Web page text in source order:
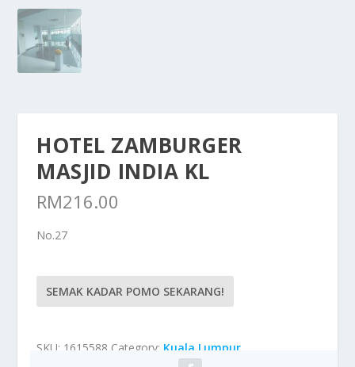
HOTEL ZAMBURGER
MASJID INDIA KL
RM216.00
No.27
SEMAK KADAR POMO SEKARANG!
SKU: 1615588 Category: Kuala Lumpur